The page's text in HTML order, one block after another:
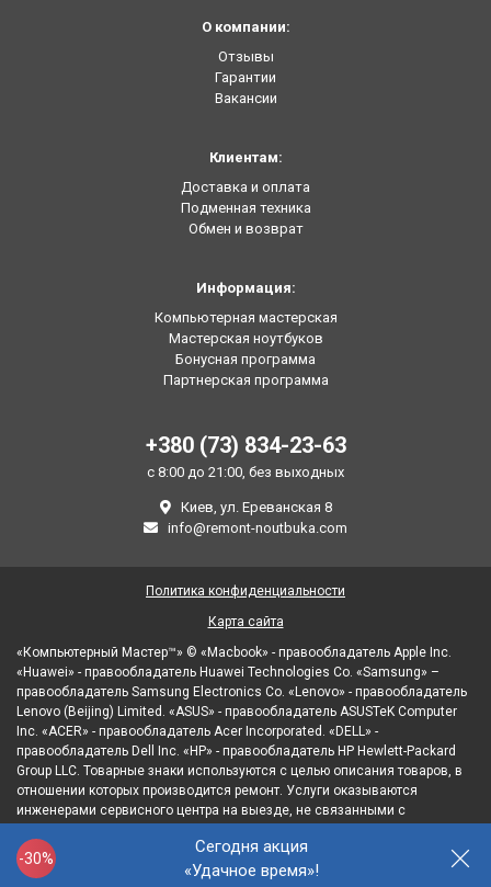
-30%
Сегодня акция
«Удачное время»!
О компании:
Отзывы
Гарантии
Вакансии
Клиентам:
Доставка и оплата
Подменная техника
Обмен и возврат
Информация:
Компьютерная мастерская
Мастерская ноутбуков
Бонусная программа
Партнерская программа
+380 (73) 834-23-63
с 8:00 до 21:00, без выходных
Киев, ул. Ереванская 8
info@remont-noutbuka.com
«Компьютерный Мастер™» © «Macbook» - правообладатель Apple Inc.
«Huawei» - правообладатель Huawei Technologies Co. «Samsung» –
правообладатель Samsung Electronics Co. «Lenovo» - правообладатель
Lenovo (Beijing) Limited. «ASUS» - правообладатель ASUSTeK Computer
Inc. «ACER» - правообладатель Acer Incorporated. «DELL» -
правообладатель Dell Inc. «HP» - правообладатель HP Hewlett-Packard
Group LLC. Товарные знаки используются с целью описания товаров, в
отношении которых производится ремонт. Услуги оказываются
инженерами сервисного центра на выезде, не связанными с
представителями в отношении товаров, которые уже были введены в
гражданский оборот.
Политика конфиденциальности
Карта сайта